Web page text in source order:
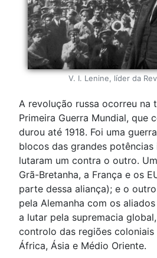
V. I. Lenine, líder da
A revolução russa ocorreu na
Primeira Guerra Mundial, que
durou até 1918. Foi uma
blocos das grandes potências
lutaram um contra o outro.
Grã-Bretanha, a França e os
parte dessa aliança); e o
pela Alemanha com os
a lutar pela supremacia
controlo das regiões
África, Ásia e Médio Oriente.